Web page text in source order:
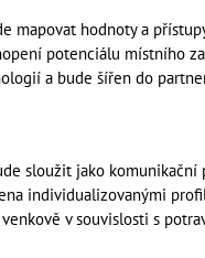
mapovat hodnoty a
potenciálu místního
a bude šířen do
sloužit jako
individualizovanými
v souvislosti s